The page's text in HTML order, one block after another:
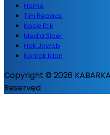
Home
Tim Redaksi
Kode Etik
Media Siber
Hak Jawab
Kontak Iklan
Copyright © 2026
Reserved